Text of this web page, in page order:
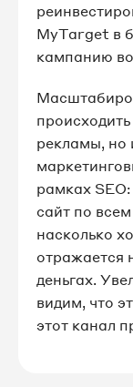
MyTarget в
кампанию
рекламы, но
рамках
сайт по
насколько
отражается
деньгах.
видим, что
этот канал